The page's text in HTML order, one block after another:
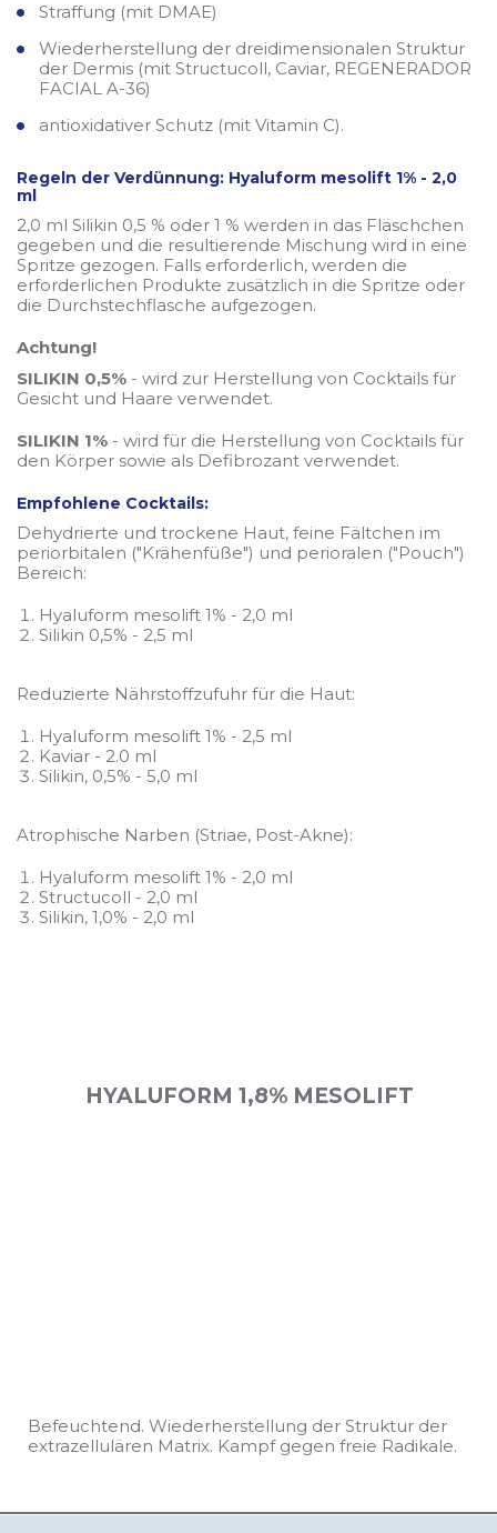
Straffung (mit DMAE)
Wiederherstellung der dreidimensionalen Struktur
der Dermis (mit Structucoll, Caviar, REGENERADOR
FACIAL A-36)
antioxidativer Schutz (mit Vitamin C).
Regeln der Verdünnung: Hyaluform mesolift 1% - 2,0
ml
2,0 ml Silikin 0,5 % oder 1 % werden in das Fläschchen
gegeben und die resultierende Mischung wird in eine
Spritze gezogen. Falls erforderlich, werden die
erforderlichen Produkte zusätzlich in die Spritze oder
die Durchstechflasche aufgezogen.
Achtung!
SILIKIN 0,5% - wird zur Herstellung von Cocktails für
Gesicht und Haare verwendet.
SILIKIN 1% - wird für die Herstellung von Cocktails für
den Körper sowie als Defibrozant verwendet.
Empfohlene Cocktails:
Dehydrierte und trockene Haut, feine Fältchen im
periorbitalen ("Krähenfüße") und perioralen ("Pouch")
Bereich:
Hyaluform mesolift 1% - 2,0 ml
Silikin 0,5% - 2,5 ml
Reduzierte Nährstoffzufuhr für die Haut:
Hyaluform mesolift 1% - 2,5 ml
Kaviar - 2.0 ml
Silikin, 0,5% - 5,0 ml
Atrophische Narben (Striae, Post-Akne):
Hyaluform mesolift 1% - 2,0 ml
Structucoll - 2,0 ml
Silikin, 1,0% - 2,0 ml
HYALUFORM 1,8% MESOLIFT
Befeuchtend. Wiederherstellung der Struktur der
extrazellulären Matrix. Kampf gegen freie Radikale.